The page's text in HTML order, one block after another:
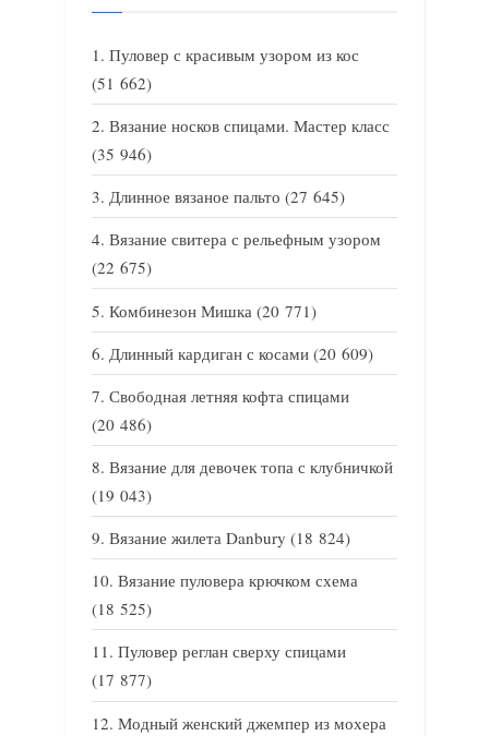
Пуловер с красивым узором из кос
(51 662)
Вязание носков спицами. Мастер класс
(35 946)
Длинное вязаное пальто (27 645)
Вязание свитера с рельефным узором
(22 675)
Комбинезон Мишка (20 771)
Длинный кардиган с косами (20 609)
Свободная летняя кофта спицами
(20 486)
Вязание для девочек топа с клубничкой
(19 043)
Вязание жилета Danbury (18 824)
Вязание пуловера крючком схема
(18 525)
Пуловер реглан сверху спицами
(17 877)
Модный женский джемпер из мохера